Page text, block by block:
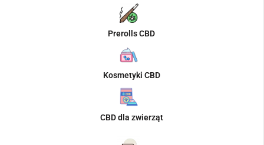
Prerolls CBD
Kosmetyki CBD
CBD dla zwierząt